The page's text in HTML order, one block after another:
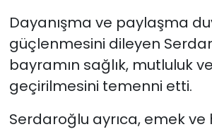
Dayanışma ve paylaşma
güçlenmesini dileyen
bayramın sağlık, mutluluk
geçirilmesini temenni etti.
Serdaroğlu ayrıca, emek ve